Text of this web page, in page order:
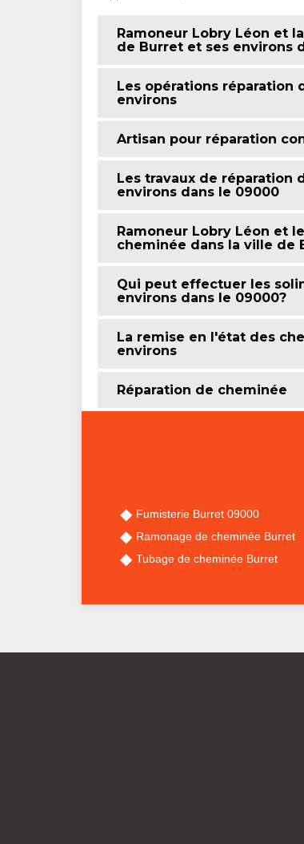
Ramoneur Lobry Léon et
de Burret et ses environs
Les opérations réparation
environs
Artisan pour réparation
Les travaux de réparation
environs dans le 09000
Ramoneur Lobry Léon et
cheminée dans la ville de
Qui peut effectuer les
environs dans le 09000?
La remise en l'état des
environs
Réparation de cheminée
Fumisterie Burret 09000
Ramonage de cheminée Burret
Tubage de cheminée Burret